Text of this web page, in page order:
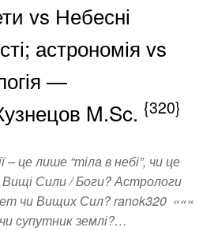
vs Небесні
астрономія vs
—
M.Sc. {320}
це лише “тіла в небі”, чи це
Сили / Боги? Астрологи
чи Вищих Сил? ranok320 «««
супутник землі?…